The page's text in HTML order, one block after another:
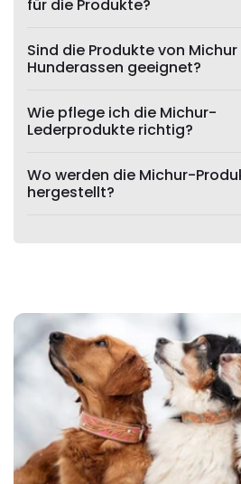
für die Produkte?
Sind die Produkte von
Hunderassen geeignet?
Wie pflege ich die Michur-
Lederprodukte richtig?
Wo werden die Michur-
hergestellt?